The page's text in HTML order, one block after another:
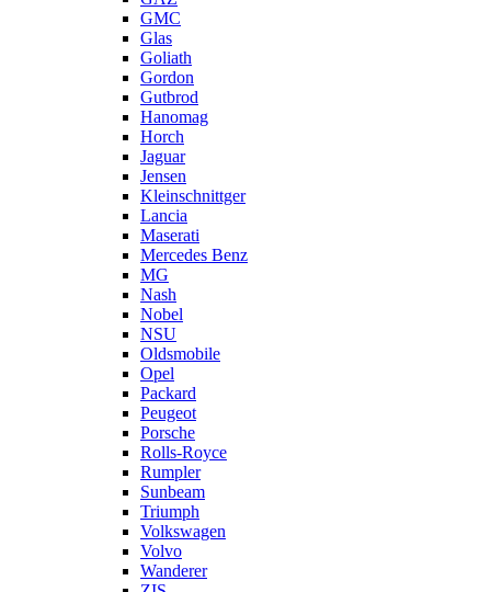
GMC
Glas
Goliath
Gordon
Gutbrod
Hanomag
Horch
Jaguar
Jensen
Kleinschnittger
Lancia
Maserati
Mercedes Benz
MG
Nash
Nobel
NSU
Oldsmobile
Opel
Packard
Peugeot
Porsche
Rolls-Royce
Rumpler
Sunbeam
Triumph
Volkswagen
Volvo
Wanderer